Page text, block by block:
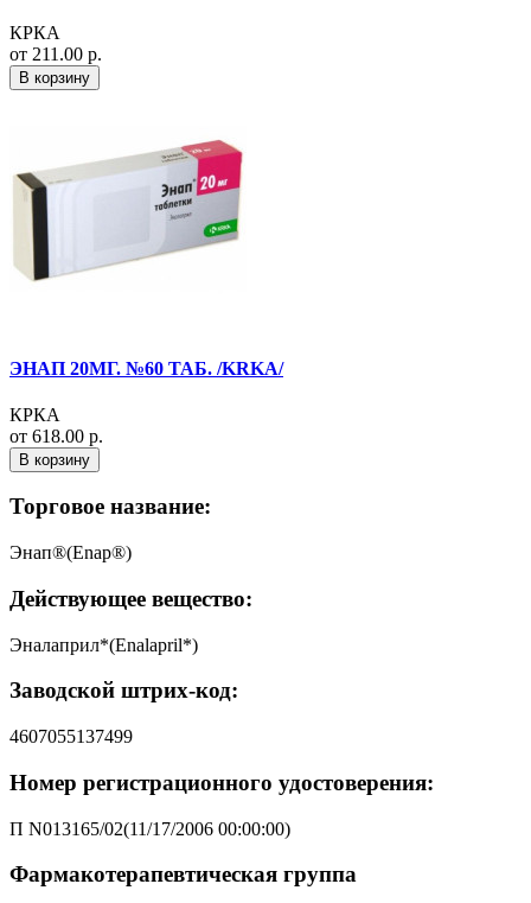
КРКА
от 211.00 р.
В корзину
ЭНАП 20МГ. №60 ТАБ. /KRKA/
КРКА
от 618.00 р.
В корзину
Торговое название:
Энап®(Enap®)
Действующее вещество:
Эналаприл*(Enalapril*)
Заводской штрих-код:
4607055137499
Номер регистрационного удостоверения:
П N013165/02(11/17/2006 00:00:00)
Фармакотерапевтическая группа